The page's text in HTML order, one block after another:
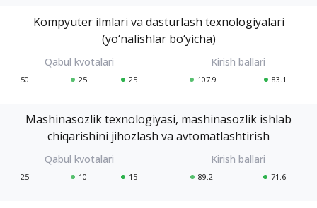
Kompyuter ilmlari va dasturlash texnologiyalari
(yo‘nalishlar bo‘yicha)
50 25 25 107.9 83.1
Mashinasozlik texnologiyasi, mashinasozlik ishlab
chiqarishini jihozlash va avtomatlashtirish
25 10 15 89.2 71.6